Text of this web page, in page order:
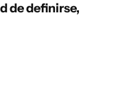
de definirse,